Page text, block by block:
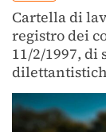
Cartella di
registro dei
11/2/1997, di